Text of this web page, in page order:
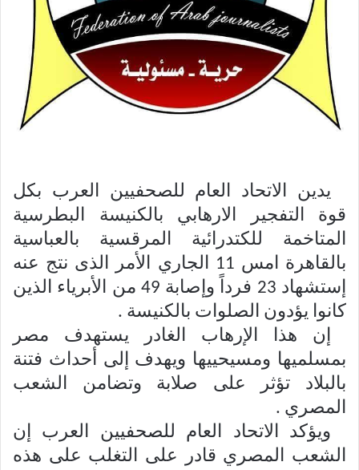
يدين الاتحاد العام للصحفيين العرب بكل
قوة التفجير الارهابي بالكنيسة البطرسية
المتاخمة للكتدرائية المرقسية بالعباسية
بالقاهرة امس 11 الجاري الأمر الذى نتج عنه
إستشهاد 23 فرداً وإصابة 49 من الأبرياء الذين
كانوا يؤدون الصلوات بالكنيسة .
إن هذا الإرهاب الغادر يستهدف مصر
بمسلميها ومسيحييها ويهدف إلى أحداث فتنة
بالبلاد تؤثر على صلابة وتضامن الشعب
المصري .
ويؤكد الاتحاد العام للصحفيين العرب إن
الشعب المصري قادر على التغلب على هذه